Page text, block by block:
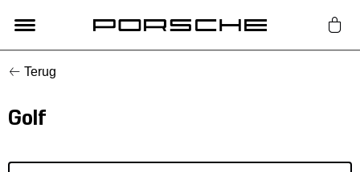
Lifestyle
Auto Accessoires
Terug
Golf